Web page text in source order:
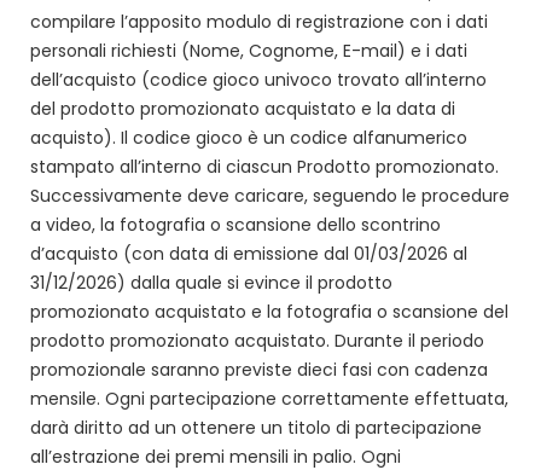
compilare l’apposito modulo di registrazione con i dati
personali richiesti (Nome, Cognome, E-mail) e i dati
dell’acquisto (codice gioco univoco trovato all’interno
del prodotto promozionato acquistato e la data di
acquisto). Il codice gioco è un codice alfanumerico
stampato all’interno di ciascun Prodotto promozionato.
Successivamente deve caricare, seguendo le procedure
a video, la fotografia o scansione dello scontrino
d’acquisto (con data di emissione dal 01/03/2026 al
31/12/2026) dalla quale si evince il prodotto
promozionato acquistato e la fotografia o scansione del
prodotto promozionato acquistato. Durante il periodo
promozionale saranno previste dieci fasi con cadenza
mensile. Ogni partecipazione correttamente effettuata,
darà diritto ad un ottenere un titolo di partecipazione
all’estrazione dei premi mensili in palio. Ogni